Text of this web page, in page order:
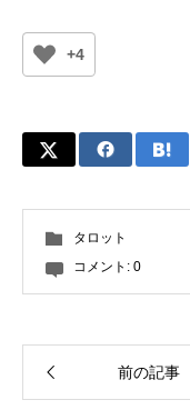
+4
タロット
コメント: 0
前の記事